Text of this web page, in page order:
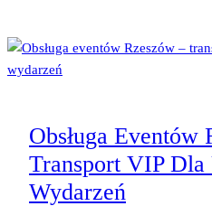
Obsługa Eventów
Transport VIP
Wydarzeń